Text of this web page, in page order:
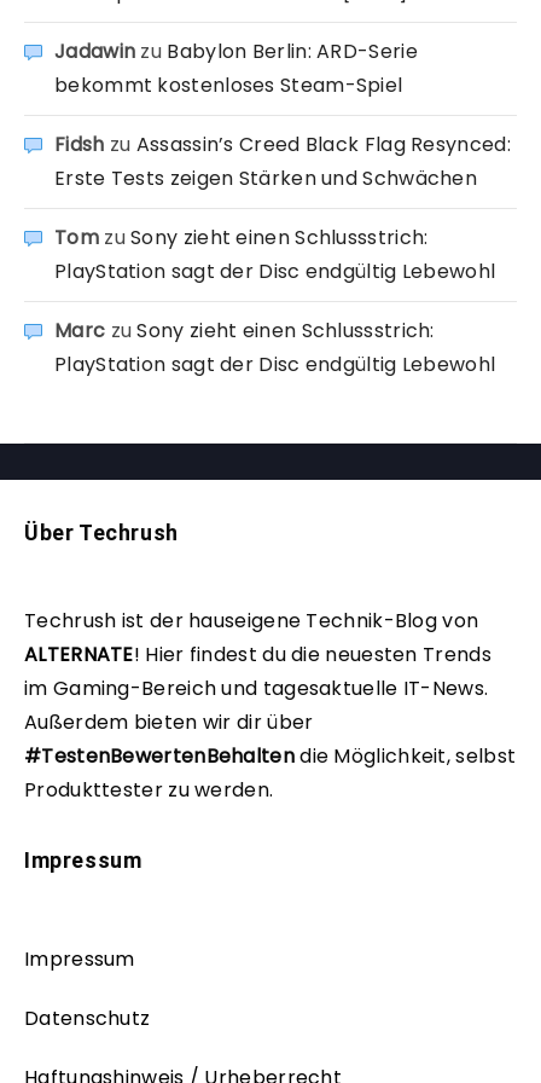
Jadawin zu Babylon Berlin: ARD-Serie
bekommt kostenloses Steam-Spiel
Fidsh zu Assassin’s Creed Black Flag Resynced:
Erste Tests zeigen Stärken und Schwächen
TomzuSony zieht einen Schlussstrich:
PlayStation sagt der Disc endgültig Lebewohl
Marc zuSony zieht einen Schlussstrich:
PlayStation sagt der Disc endgültig Lebewohl
Über Techrush
Techrush ist der hauseigene Technik-Blog von
ALTERNATE! Hier findest du die neuesten Trends
im Gaming-Bereich und tagesaktuelle IT-News.
Außerdem bieten wir dir über
#TestenBewertenBehaltendie Möglichkeit, selbst
Produkttester zu werden.
Impressum
Impressum
Datenschutz
Haftungshinweis / Urheberrecht